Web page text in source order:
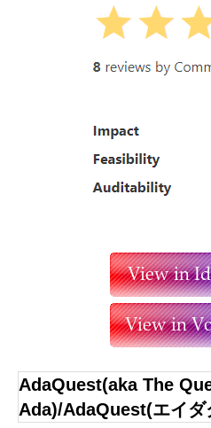
AdaQuest(aka The
Ada)/AdaQuest(エイダ